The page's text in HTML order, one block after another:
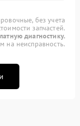
без учета
запчастей.
диагностику.
на неисправность.